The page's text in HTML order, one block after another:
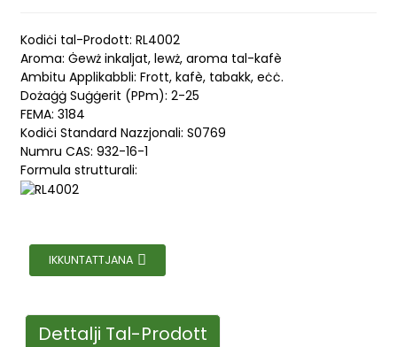
Kodiċi tal-Prodott: RL4002
Aroma: Ġewż inkaljat, lewż, aroma tal-kafè
Ambitu Applikabbli: Frott, kafè, tabakk, eċċ.
Dożaġġ Suġġerit (PPm): 2-25
FEMA: 3184
Kodiċi Standard Nazzjonali: S0769
Numru CAS: 932-16-1
Formula strutturali:
IKKUNTATTJANA
Dettalji Tal-Prodott